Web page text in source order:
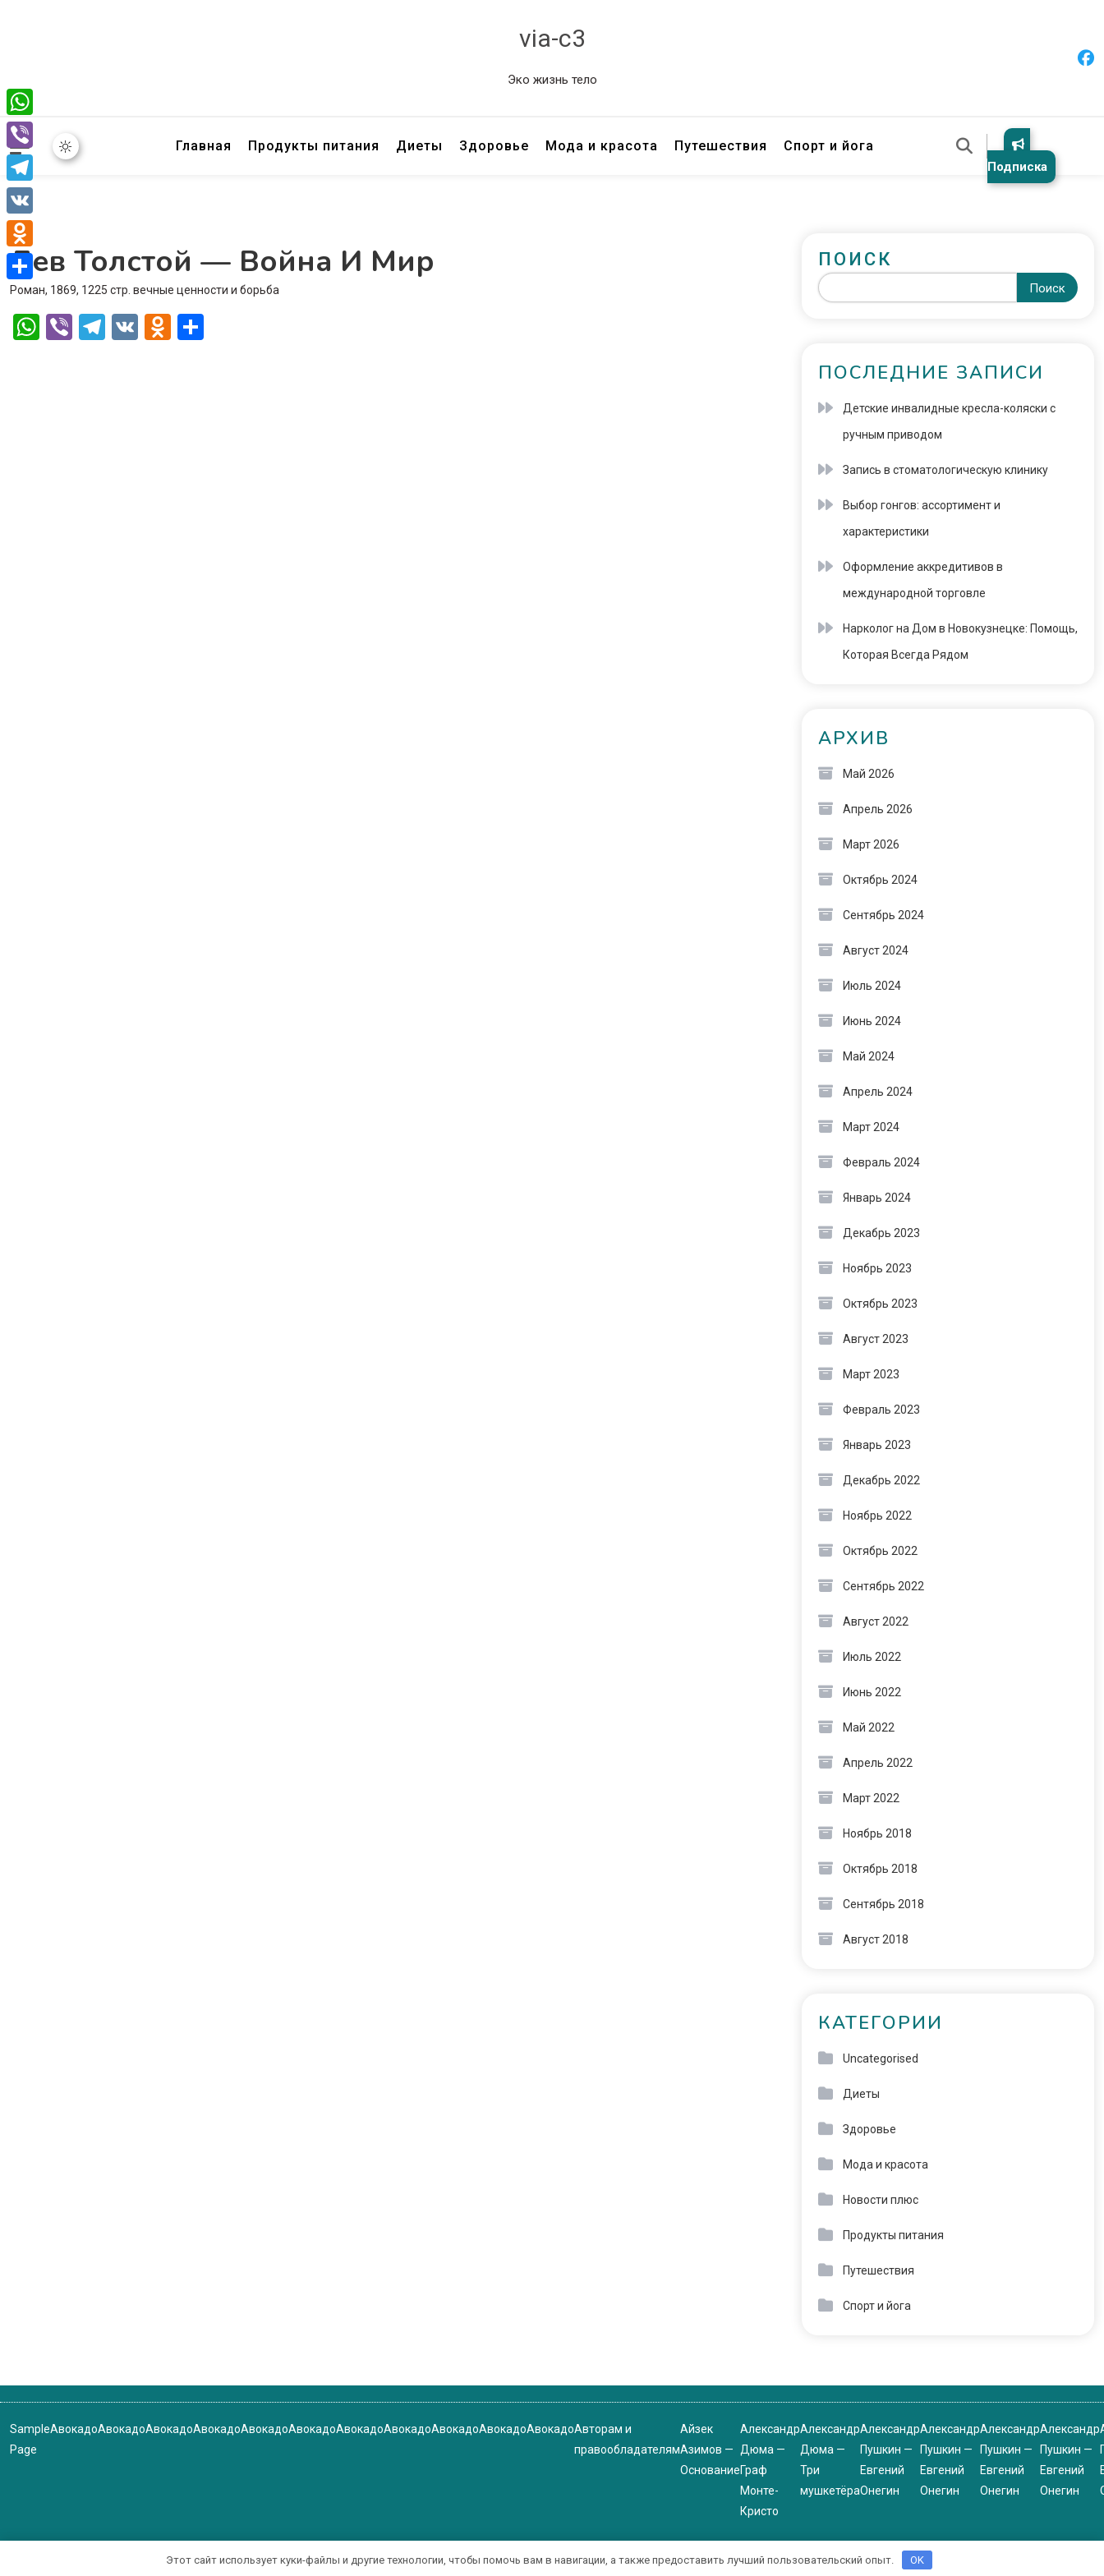
via-c3
Эко жизнь тело
Главная Продукты питания Диеты Здоровье Мода и красота Путешествия Спорт и йога
Подписка
Лев Толстой — Война И Мир
Роман, 1869, 1225 стр. вечные ценности и борьба
WhatsApp
ViberTelegram
VK Odnoklassniki
ПОИСК
Поиск
ПОСЛЕДНИЕ ЗАПИСИ
Детские инвалидные кресла-коляски с
ручным приводом
Запись в стоматологическую клинику
Выбор гонгов: ассортимент и
характеристики
Оформление аккредитивов в
международной торговле
Нарколог на Дом в Новокузнецке: Помощь,
Которая Всегда Рядом
АРХИВ
Май 2026
Апрель 2026
Март 2026
Октябрь 2024
Сентябрь 2024
Август 2024
Июль 2024
Июнь 2024
Май 2024
Апрель 2024
Март 2024
Февраль 2024
Январь 2024
Декабрь 2023
Ноябрь 2023
Октябрь 2023
Август 2023
Март 2023
Февраль 2023
Январь 2023
Декабрь 2022
Ноябрь 2022
Октябрь 2022
Сентябрь 2022
Август 2022
Июль 2022
Июнь 2022
Май 2022
Апрель 2022
Март 2022
Ноябрь 2018
Октябрь 2018
Сентябрь 2018
Август 2018
КАТЕГОРИИ
Uncategorised
Диеты
Здоровье
Мода и красота
Новости плюс
Продукты питания
Путешествия
Спорт и йога
Sample
Page
АвокадоАвокадоАвокадоАвокадоАвокадоАвокадоАвокадоАвокадоАвокадоАвокадоАвокадоАвторам и
правообладателям
Айзек
Азимов —
Основание
Александр
Дюма —
Граф
Монте-
Кристо
Александр
Дюма —
Три
мушкетёра
Александр
Пушкин —
Евгений
Онегин
Александр
Пушкин —
Евгений
Онегин
Александр
Пушкин —
Евгений
Онегин
Александр
Пушкин —
Евгений
Онегин
WhatsApp
Viber
Telegram
VK
Odnoklassniki
Отправить
Этот сайт использует куки-файлы и другие технологии, чтобы помочь вам в навигации, а также предоставить лучший пользовательский опыт. OK